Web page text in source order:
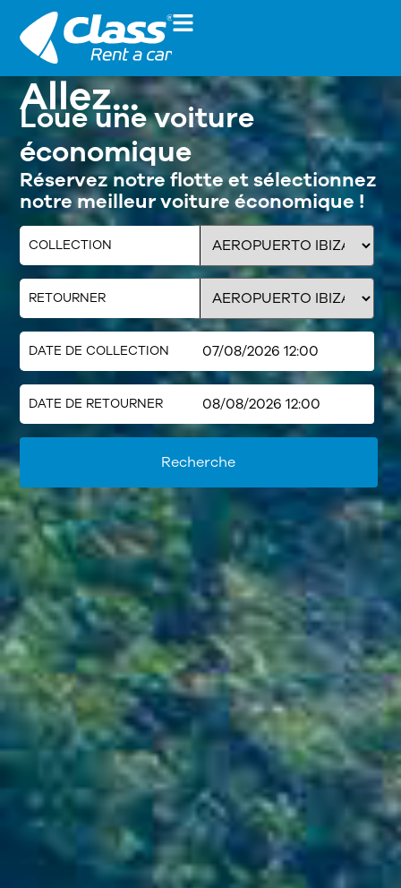
Allez...
Loue une voiture
économique
Réservez notre flotte et sélectionnez
notre meilleur voiture économique !
COLLECTION
RETOURNER
DATE DE COLLECTION
DATE DE RETOURNER